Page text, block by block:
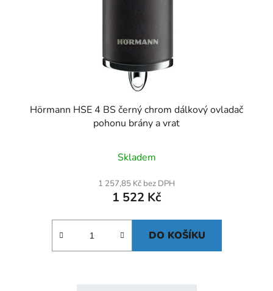
Hörmann HSE 4 BS černý chrom dálkový ovladač
pohonu brány a vrat
Skladem
1 257,85 Kč bez DPH
1 522 Kč
DO KOŠÍKU